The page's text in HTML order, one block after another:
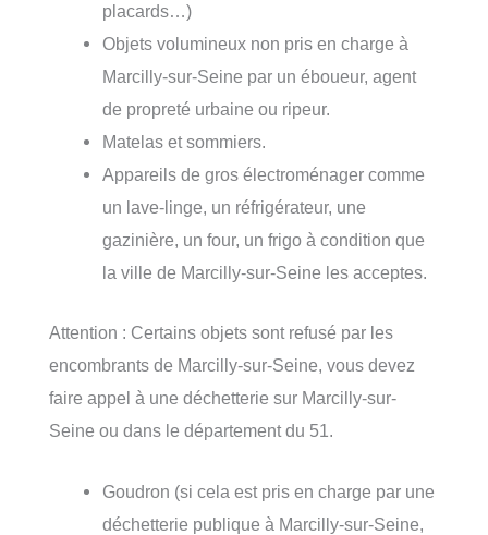
placards…)
Objets volumineux non pris en charge à
Marcilly-sur-Seine par un éboueur, agent
de propreté urbaine ou ripeur.
Matelas et sommiers.
Appareils de gros électroménager comme
un lave-linge, un réfrigérateur, une
gazinière, un four, un frigo à condition que
la ville de Marcilly-sur-Seine les acceptes.
Attention : Certains objets sont refusé par les
encombrants de Marcilly-sur-Seine, vous devez
faire appel à une déchetterie sur Marcilly-sur-
Seine ou dans le département du 51.
Goudron (si cela est pris en charge par une
déchetterie publique à Marcilly-sur-Seine,